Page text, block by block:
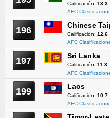
Calificación: 13.3
AFC
196 Chinese
Calificación: 12.6
AFC
197 Sri Lanka
Calificación: 11.3
AFC
199 Laos
Calificación: 10.7
AFC